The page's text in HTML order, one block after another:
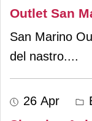
Outlet San
San Marino
del nastro....
26 Apr